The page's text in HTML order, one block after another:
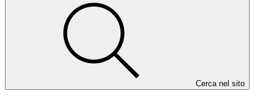
Cerca nel sito